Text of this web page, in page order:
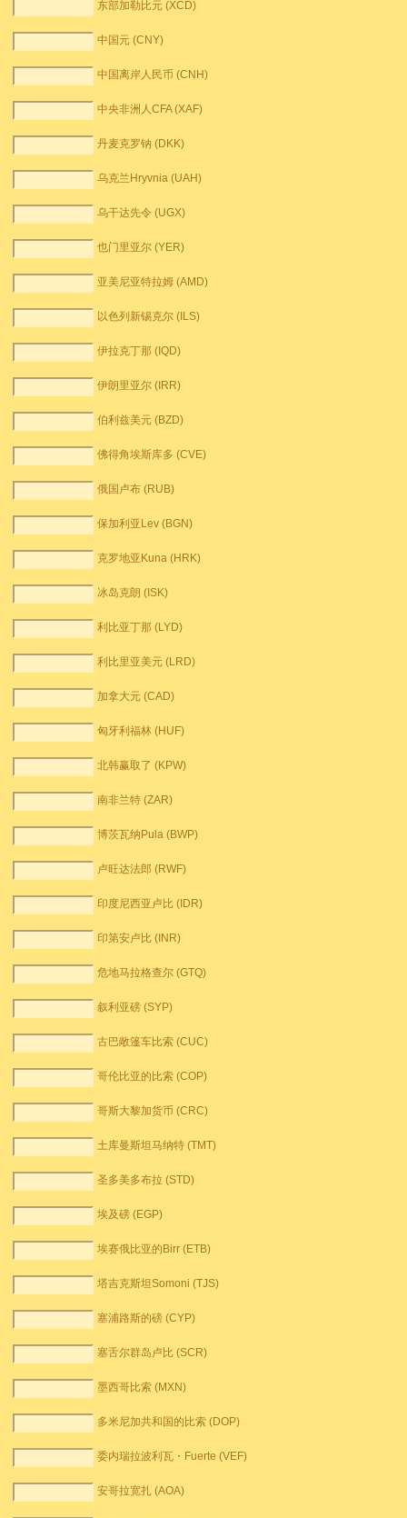
东部加勒比元 (XCD)
中国元 (CNY)
中国离岸人民币 (CNH)
中央非洲人CFA (XAF)
丹麦克罗钠 (DKK)
乌克兰Hryvnia (UAH)
乌干达先令 (UGX)
也门里亚尔 (YER)
亚美尼亚特拉姆 (AMD)
以色列新锡克尔 (ILS)
伊拉克丁那 (IQD)
伊朗里亚尔 (IRR)
伯利兹美元 (BZD)
佛得角埃斯库多 (CVE)
俄国卢布 (RUB)
保加利亚Lev (BGN)
克罗地亚Kuna (HRK)
冰岛克朗 (ISK)
利比亚丁那 (LYD)
利比里亚美元 (LRD)
加拿大元 (CAD)
匈牙利福林 (HUF)
北韩赢取了 (KPW)
南非兰特 (ZAR)
博茨瓦纳Pula (BWP)
卢旺达法郎 (RWF)
印度尼西亚卢比 (IDR)
印第安卢比 (INR)
危地马拉格查尔 (GTQ)
叙利亚磅 (SYP)
古巴敞篷车比索 (CUC)
哥伦比亚的比索 (COP)
哥斯大黎加货币 (CRC)
土库曼斯坦马纳特 (TMT)
圣多美多布拉 (STD)
埃及磅 (EGP)
埃赛俄比亚的Birr (ETB)
塔吉克斯坦Somoni (TJS)
塞浦路斯的磅 (CYP)
塞舌尔群岛卢比 (SCR)
墨西哥比索 (MXN)
多米尼加共和国的比索 (DOP)
委内瑞拉波利瓦・Fuerte (VEF)
安哥拉宽扎 (AOA)